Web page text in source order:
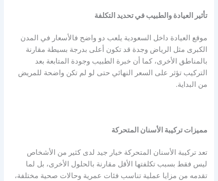
تأثير العيادة والطبيب في تحديد التكلفة
موقع العيادة داخل السعودية يلعب دو واضح فالأسعار في المدن
الكبرى مثل الرياض وجدة قد تكون أعلى بدرجة بسيطة مقارنة
بالمناطق الأخرى، كما أن خبرة الطبيب وجودة المتابعة بعد
التركيب تؤثر على السعر النهائي حتى لو لم تكن واضحة للمريض
من البداية.
مميزات تركيبة الأسنان المتحركة
تعد تركيبة الأسنان المتحركة خيار جيد لدى كثير من الأشخاص
ليس فقط بسبب تكلفتها الأقل مقارنة بالحلول الأخرى، بل لما
تقدمه من مزايا عملية تناسب فئات عمرية وحالات صحية مختلفة،